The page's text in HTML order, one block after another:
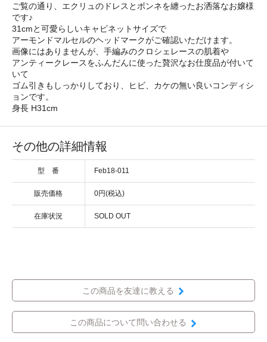
ご覧の通り、エクリュのドレスとボンネを纏ったお洒落なお嬢様
です♪
31cmと可愛らしいキャビネットサイズで
アーモンドマルセルのヘッドマークがご確認いただけます。
画像にはありませんが、手編みのクロシェレースの肌着や
アンティークレースをふんだんに使った贅沢なお仕度品が付いて
いて
ゴム引きもしっかりしており、ヒビ、カケの無い良いコンディシ
ョンです。
身長 H31cm
その他の詳細情報
型 番 Feb18-011
販売価格 0円(税込)
在庫状況 SOLD OUT
この商品を友達に教える
この商品について問い合わせる